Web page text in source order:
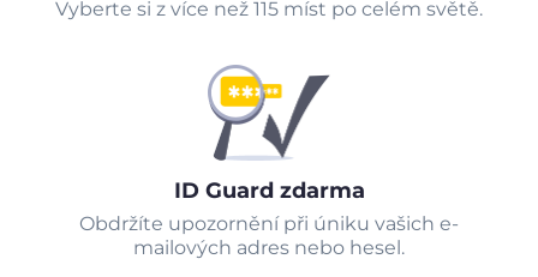
Vyberte si z více než 115 míst po celém světě.
ID Guard zdarma
Obdržíte upozornění při úniku vašich e-
mailových adres nebo hesel.